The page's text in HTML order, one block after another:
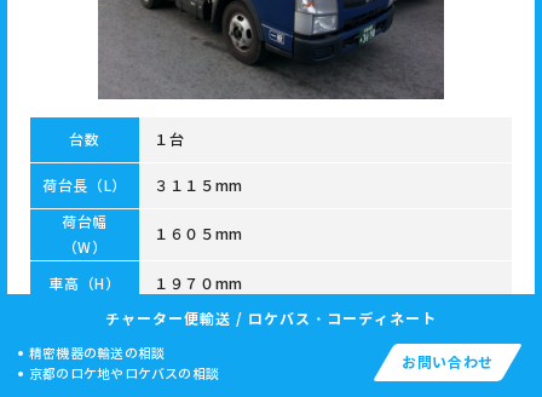
台数 １台
荷台長（L）
３１１５mm
荷台幅
（W）
１６０５mm
車高（H） １９７０mm
３００mm
積載 ２０００kg
チャーター便輸送 / ロケバス・コーディネート
精密機器の輸送の相談
京都のロケ地やロケバスの相談
お問い合わせ